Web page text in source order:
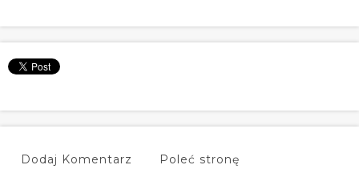
Dodaj Komentarz Poleć stronę